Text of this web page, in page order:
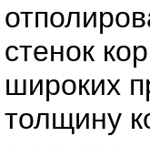
стенок
широких
толщину